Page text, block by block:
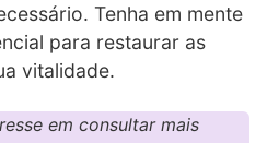
Tenha em mente
para restaurar as
vitalidade.
em consultar mais